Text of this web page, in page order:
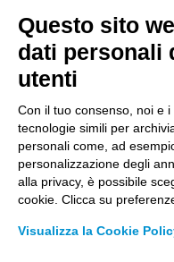
Sede Legale Corso
Registro Imprese
R.E.A. CCIAA BI n.
PEC:
Questo sito
dati personali
utenti
Con il tuo consenso, noi e
tecnologie simili per
personali come, ad
personalizzazione degli
alla privacy, è possibile
cookie. Clicca su
Visualizza la Cookie